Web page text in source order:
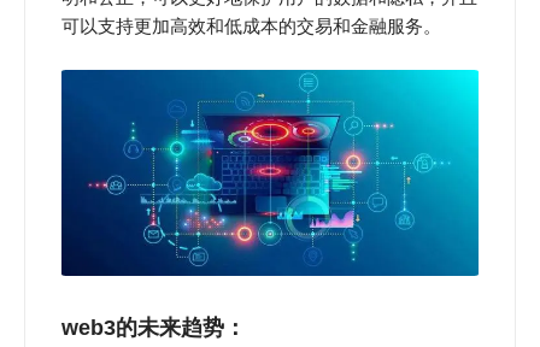
可以支持更加高效和低成本的交易和金融服务。
web3的未来趋势 ：